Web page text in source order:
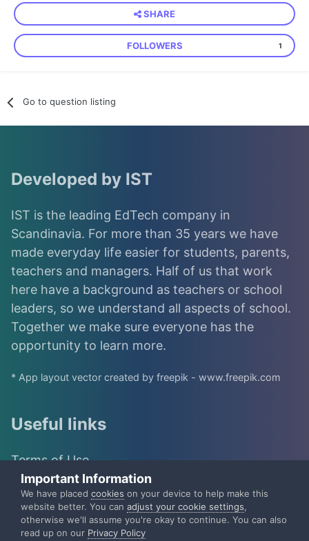
SHARE
FOLLOWERS 1
Go to question listing
Developed by IST
IST is the leading EdTech company in
Scandinavia. For more than 35 years we have
made everyday life easier for students, parents,
teachers and managers. Half of us that work
here have a background as teachers or school
leaders, so we understand all aspects of school.
Together we make sure everyone has the
opportunity to learn more.
* App layout vector created by freepik - www.freepik.com
Useful links
Terms of Use
IST Group
IST Privacy Policy
Important Information
We have placed cookies on your device to help make this
website better. You can adjust your cookie settings,
otherwise we'll assume you're okay to continue. You can also
read up on our Privacy Policy